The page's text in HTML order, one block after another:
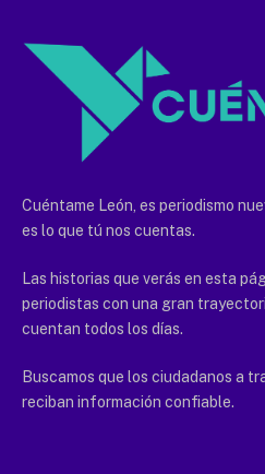
Cuéntame León, es periodismo
es lo que tú nos cuentas.
Las historias que verás en esta
periodistas con una gran
cuentan todos los días.
Buscamos que los ciudadanos a
reciban información confiable.